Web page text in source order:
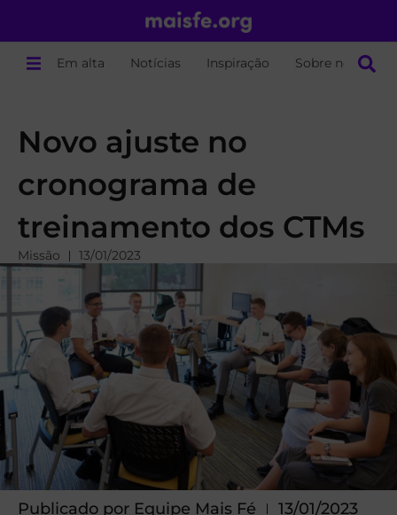
Em alta Notícias Inspiração Sobre nós
Novo ajuste no
cronograma de
treinamento dos CTMs
Missão 13/01/2023
Publicado por Equipe Mais Fé
13/01/2023